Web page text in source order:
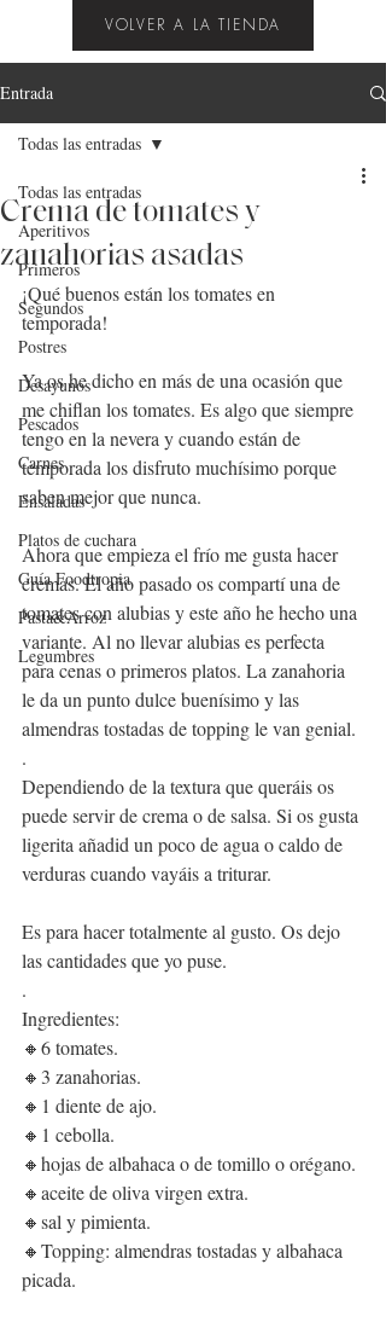
VOLVER A LA TIENDA
Entrada
Todas las entradas
Aperitivos
Primeros
Segundos
Postres
Desayunos
Pescados
Carnes
Ensaladas
Platos de cuchara
Guía Foodtropia
Pasta&Arroz
Legumbres
Todas las entradas
Crema de tomates y
zanahorias asadas
¡Qué buenos están los tomates en
temporada!
Ya os he dicho en más de una ocasión que
me chiflan los tomates. Es algo que siempre
tengo en la nevera y cuando están de
temporada los disfruto muchísimo porque
saben mejor que nunca.
Ahora que empieza el frío me gusta hacer
cremas. El año pasado os compartí una de
tomates con alubias y este año he hecho una
variante. Al no llevar alubias es perfecta
para cenas o primeros platos. La zanahoria
le da un punto dulce buenísimo y las
almendras tostadas de topping le van genial.
.
Dependiendo de la textura que queráis os
puede servir de crema o de salsa. Si os gusta
ligerita añadid un poco de agua o caldo de
verduras cuando vayáis a triturar.
Es para hacer totalmente al gusto. Os dejo
las cantidades que yo puse.
.
Ingredientes:
🔸6 tomates.
🔸3 zanahorias.
🔸1 diente de ajo.
🔸1 cebolla.
🔸hojas de albahaca o de tomillo o orégano.
🔸aceite de oliva virgen extra.
🔸sal y pimienta.
🔸Topping: almendras tostadas y albahaca
picada.